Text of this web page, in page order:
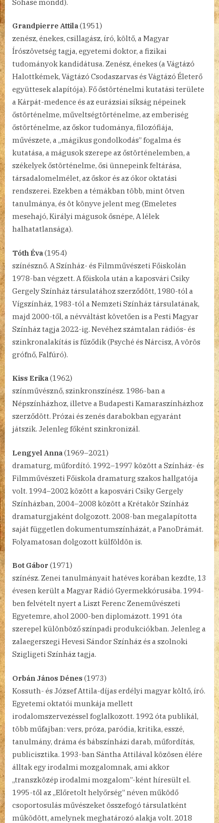
Sohase mondd).
Grandpierre Attila(1951)
zenész, énekes, csillagász, író, költő, a Magyar
Írószövetség tagja, egyetemi doktor, a fizikai
tudományok kandidátusa. Zenész, énekes (a Vágtázó
Halottkémek, Vágtázó Csodaszarvas és Vágtázó Életerő
együttesek alapítója). Fő őstörténelmi kutatási területe
a Kárpát-medence és az eurázsiai síkság népeinek
őstörténelme, műveltségtörténelme, az emberiség
őstörténelme, az őskor tudománya, filozófiája,
művészete, a „mágikus gondolkodás” fogalma és
kutatása, a mágusok szerepe az őstörténelemben, a
székelyek őstörténelme, ősi ünnepeink feltárása,
társadalomelmélet, az őskor és az ókor oktatási
rendszerei. Ezekben a témákban több, mint ötven
tanulmánya, és öt könyve jelent meg (Emeletes
mesehajó, Királyi mágusok ősnépe, A lélek
halhatatlansága).
Tóth Éva(1954)
színésznő. A Színház- és Filmművészeti Főiskolán
1978-ban végzett. A főiskola után a kaposvári Csiky
Gergely Színház társulatához szerződött, 1980-tól a
Vígszínház, 1983-tól a Nemzeti Színház társulatának,
majd 2000-től, a névváltást követően is a Pesti Magyar
Színház tagja 2022-ig. Nevéhez számtalan rádiós- és
szinkronalakítás is fűződik (Psyché és Nárcisz, A vörös
grófnő, Falfúró).
Kiss Erika(1962)
színművésznő, szinkronszínész. 1986-ban a
Népszínházhoz, illetve a Budapesti Kamaraszínházhoz
szerződött. Prózai és zenés darabokban egyaránt
játszik. Jelenleg főként szinkronizál.
Lengyel Anna(1969–2021)
dramaturg, műfordító. 1992–1997 között a Színház- és
Filmművészeti Főiskola dramaturg szakos hallgatója
volt. 1994–2002 között a kaposvári Csiky Gergely
Színházban, 2004–2008 között a Krétakör Színház
dramaturgjaként dolgozott. 2008-ban megalapította
saját független dokumentumszínházát, a PanoDrámát.
Folyamatosan dolgozott külföldön is.
Bot Gábor (1971)
színész. Zenei tanulmányait hatéves korában kezdte, 13
évesen került a Magyar Rádió Gyermekkórusába. 1994-
ben felvételt nyert a Liszt Ferenc Zeneművészeti
Egyetemre, ahol 2000-ben diplomázott. 1991 óta
szerepel különböző színpadi produkciókban. Jelenleg a
zalaegerszegi Hevesi Sándor Színház és a szolnoki
Szigligeti Színház tagja.
Orbán János Dénes (1973)
Kossuth- és József Attila-díjas erdélyi magyar költő, író.
Egyetemi oktatói munkája mellett
irodalomszervezéssel foglalkozott. 1992 óta publikál,
több műfajban: vers, próza, paródia, kritika, esszé,
tanulmány, dráma és bábszínházi darab, műfordítás,
publicisztika. 1993-ban Sántha Attilával közösen élére
álltak egy irodalmi mozgalomnak, ami akkor
„transzközép irodalmi mozgalom”-ként híresült el.
1995-től az „Előretolt helyőrség” néven működő
csoportosulás művészeket összefogó társulatként
működött, amelynek meghatározó alakja volt. 2018